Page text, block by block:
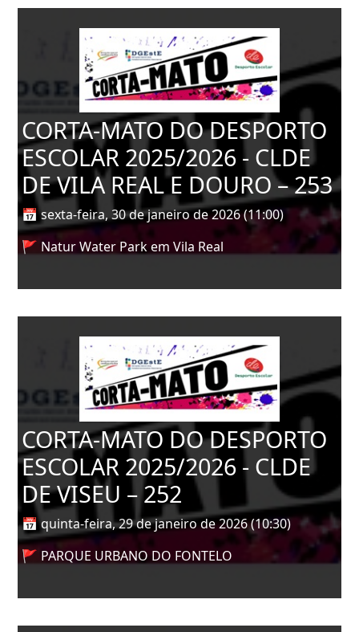
CORTA-MATO DO DESPORTO
ESCOLAR 2025/2026 - CLDE
DE VILA REAL E DOURO – 253
📅 sexta-feira, 30 de janeiro de 2026 (11:00)
🚩 Natur Water Park em Vila Real
CORTA-MATO DO DESPORTO
ESCOLAR 2025/2026 - CLDE
DE VISEU – 252
📅 quinta-feira, 29 de janeiro de 2026 (10:30)
🚩 PARQUE URBANO DO FONTELO